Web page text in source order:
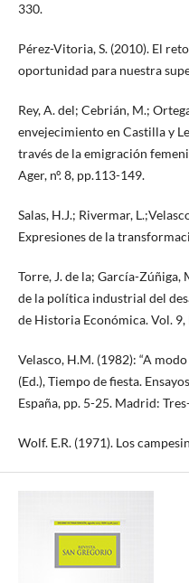
330.
Pérez-Vitoria, S. (2010). El
oportunidad para nuestra
Rey, A. del; Cebrián, M.;
envejecimiento en Castilla y
través de la emigración
Ager, nº. 8, pp.113-149.
Salas, H.J.; Rivermar,
Expresiones de la
Torre, J. de la; García-Zúñiga,
de la política industrial del
de Historia Económica. Vol. 9,
Velasco, H.M. (1982): “A
(Ed.), Tiempo de fiesta.
España, pp. 5-25. Madrid:
Wolf. E.R. (1971). Los